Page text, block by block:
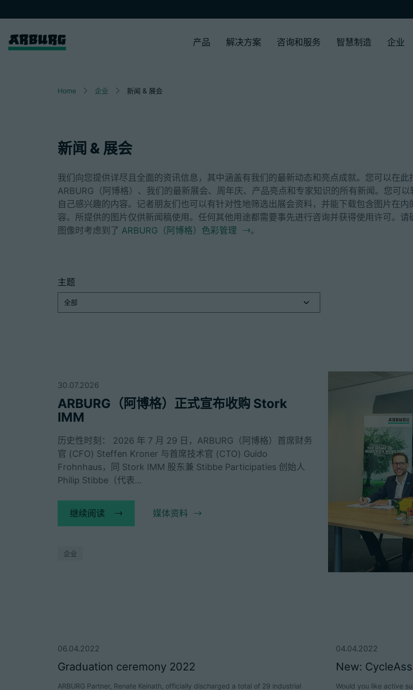
产品 解决方案 咨询和服务 智慧制造 企业
Home 企业 新闻 & 展会
新闻 & 展会
我们向您提供详尽且全面的资讯信息，其中涵盖有我们的最新动态和亮点成就。您可以在此
ARBURG（阿博格）、我们的最新展会、周年庆、产品亮点和专家知识的所有新闻。您可以
自己感兴趣的内容。记者朋友们也可以有针对性地筛选出展会资料，并能下载包含图片在内
容。所提供的图片仅供新闻稿使用。任何其他用途都需要事先进行咨询并获得使用许可。请
图像时考虑到了 ARBURG（阿博格）色彩管理 。
主题
30.07.2026
ARBURG（阿博格）正式宣布收购 Stork
IMM
历史性时刻： 2026 年 7 月 29 日，ARBURG（阿博格）首席财务
官 (CFO) Steffen Kroner 与首席技术官 (CTO) Guido
Frohnhaus，同 Stork IMM 股东兼 Stibbe Participaties 创始人
Philip Stibbe（代表…
继续阅读 媒体资料
企业
06.04.2022
Graduation ceremony 2022
ARBURG Partner, Renate Keinath, officially discharged a total of 29 industrial
04.04.2022
New:
Would you like active